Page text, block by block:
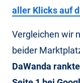
aller Klicks auf
Vergleichen wir
beider
DaWanda